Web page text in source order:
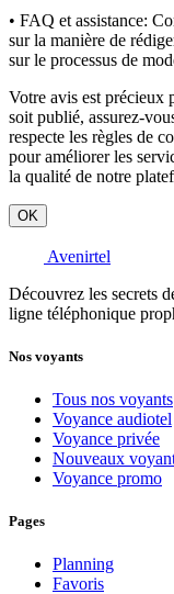
• FAQ et assistance:
sur la manière de
sur le processus de
Votre avis est précieux
soit publié, assurez-
respecte les règles de
pour améliorer les
la qualité de notre
OK
Avenirtel
Découvrez les secrets
ligne téléphonique
Nos voyants
Tous nos voyants
Voyance audiotel
Voyance privée
Nouveaux
Voyance promo
Pages
Planning
Favoris